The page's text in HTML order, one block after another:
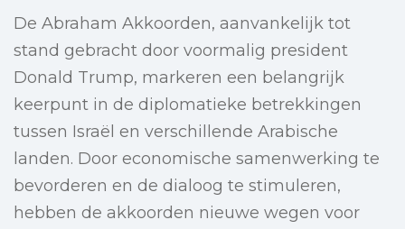
De Abraham Akkoorden, aanvankelijk tot
stand gebracht door voormalig president
Donald Trump, markeren een belangrijk
keerpunt in de diplomatieke betrekkingen
tussen Israël en verschillende Arabische
landen. Door economische samenwerking te
bevorderen en de dialoog te stimuleren,
hebben de akkoorden nieuwe wegen voor